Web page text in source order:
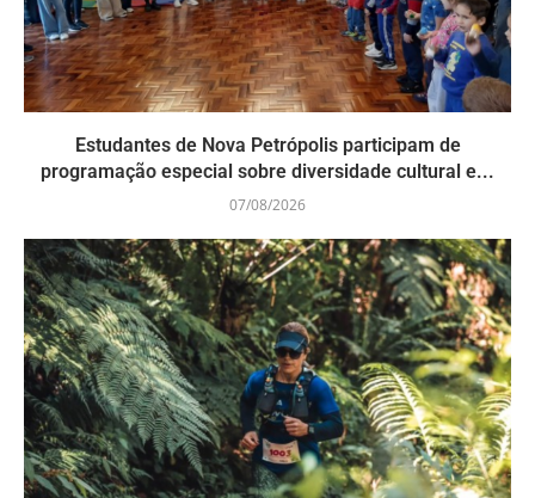
Estudantes de Nova Petrópolis participam de
programação especial sobre diversidade cultural e...
07/08/2026